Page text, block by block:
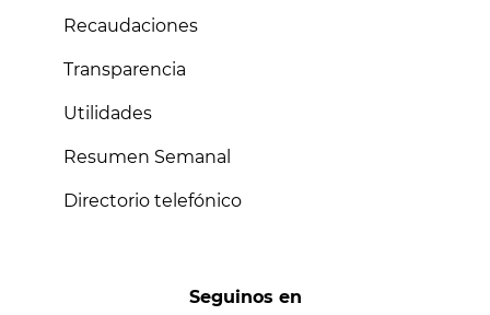
Recaudaciones
Transparencia
Utilidades
Resumen Semanal
Directorio telefónico
Seguinos en